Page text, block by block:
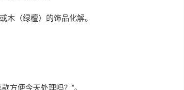
木（绿檀）的饰品化解。
方便今天处理吗？”。